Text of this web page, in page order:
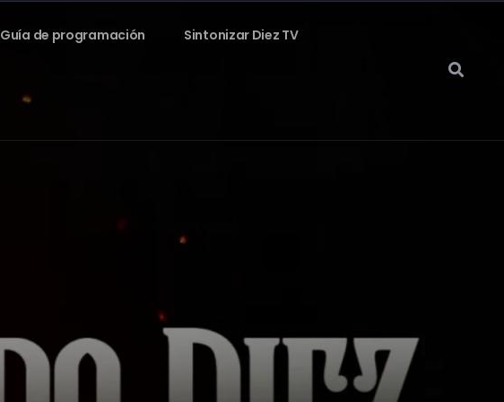
Guía de programación Sintonizar Diez TV